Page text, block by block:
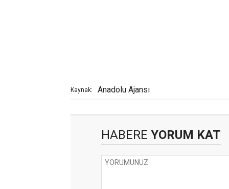
Kaynak: Anadolu Ajansı
HABERE YORUM KAT